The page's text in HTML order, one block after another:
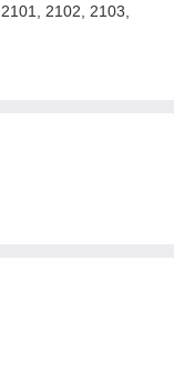
2101, 2102, 2103,